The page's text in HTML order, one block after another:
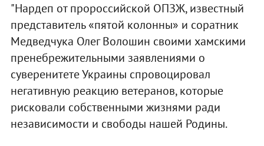
"Нардеп от пророссийской ОПЗЖ, известный
представитель «пятой колонны» и соратник
Медведчука Олег Волошин своими хамскими
пренебрежительными заявлениями о
суверенитете Украины спровоцировал
негативную реакцию ветеранов, которые
рисковали собственными жизнями ради
независимости и свободы нашей Родины.